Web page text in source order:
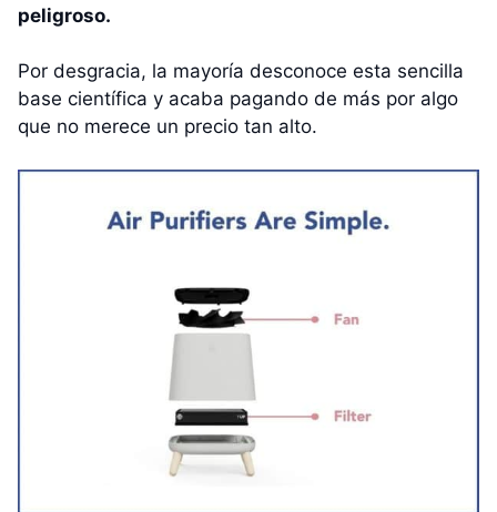
peligroso.
Por desgracia, la mayoría desconoce esta sencilla
base científica y acaba pagando de más por algo
que no merece un precio tan alto.